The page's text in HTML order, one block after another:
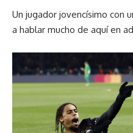
Un jugador jovencísimo con
a hablar mucho de aquí en